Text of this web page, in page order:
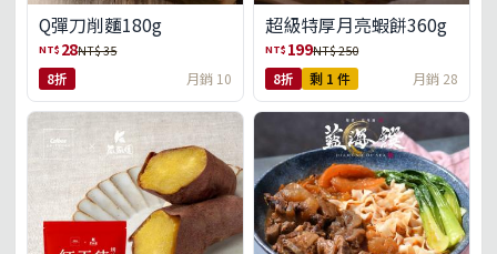
Q彈刀削麵180g
NT$ 28NT$ 35
8折 月銷 10
超級特厚月亮蝦餅360g
NT$ 199NT$ 250
8折 剩 1 件 月銷 28